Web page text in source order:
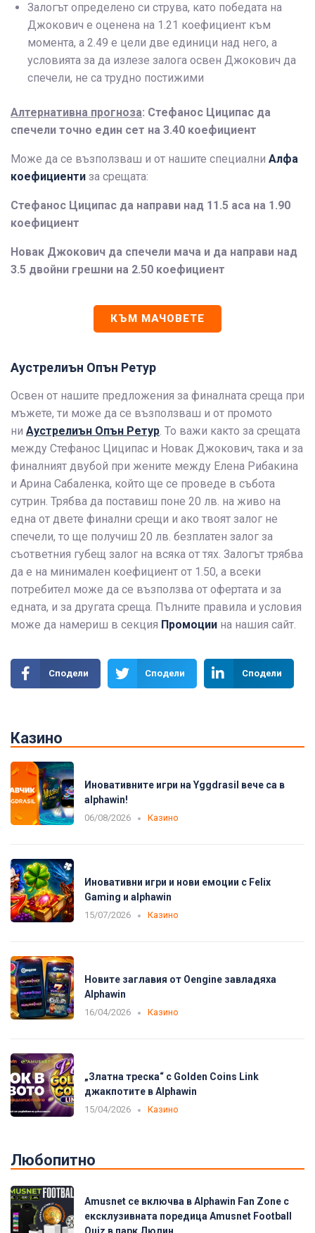
Залогът определено си струва, като победата на
Джокович е оценена на 1.21 коефициент към
момента, а 2.49 е цели две единици над него, а
условията за да излезе залога освен Джокович да
спечели, не са трудно постижими
Алтернативна прогноза: Стефанос Циципас да
спечели точно един сет на 3.40 коефициент
Може да се възползваш и от нашите специални Алфа
коефициенти за срещата:
Стефанос Циципас да направи над 11.5 аса на 1.90
коефициент
Новак Джокович да спечели мача и да направи над
3.5 двойни грешни на 2.50 коефициент
КЪМ МАЧОВЕТЕ
Аустрелиън Опън Ретур
Освен от нашите предложения за финалната среща при
мъжете, ти може да се възползваш и от промото
ни Аустрелиън Опън Ретур. То важи както за срещата
между Стефанос Циципас и Новак Джокович, така и за
финалният двубой при жените между Елена Рибакина
и Арина Сабаленка, който ще се проведе в събота
сутрин. Трябва да поставиш поне 20 лв. на живо на
една от двете финални срещи и ако твоят залог не
спечели, то ще получиш 20 лв. безплатен залог за
съответния губещ залог на всяка от тях. Залогът трябва
да е на минимален коефициент от 1.50, а всеки
потребител може да се възползва от офертата и за
едната, и за другата среща. Пълните правила и условия
може да намериш в секция Промоции на нашия сайт.
Сподели Сподели Сподели
Казино
Иновативните игри на Yggdrasil вече са в
alphawin!
06/08/2026 Казино
Иновативни игри и нови емоции с Felix
Gaming и alphawin
15/07/2026 Казино
Новите заглавия от Oengine завладяха
Alphawin
16/04/2026 Казино
„Златна треска“ с Golden Coins Link
джакпотите в Alphawin
15/04/2026 Казино
Любопитно
Amusnet се включва в Alphawin Fan Zone с
ексклузивната поредица Amusnet Football